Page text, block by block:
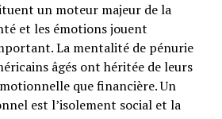
un moteur majeur de la
et les émotions jouent
La mentalité de pénurie
âgés ont héritée de leurs
que financière. Un
est l’isolement social et la